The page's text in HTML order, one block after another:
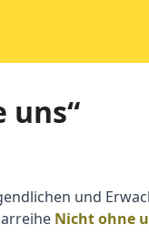
uns“
und
Nicht ohne